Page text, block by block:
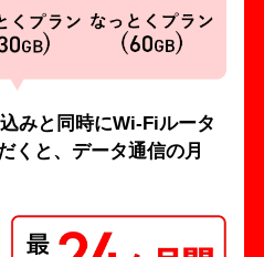
みと同時にWi-Fiルータ
くと、データ通信の月